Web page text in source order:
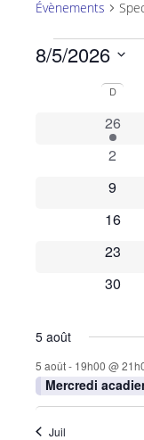
Évènements
8/5/2026
Calendrier
D
1
26
0
2
0
9
0
16
0
23
0
30
5 août
5 août - 19h00 @
Mercredi
Juil